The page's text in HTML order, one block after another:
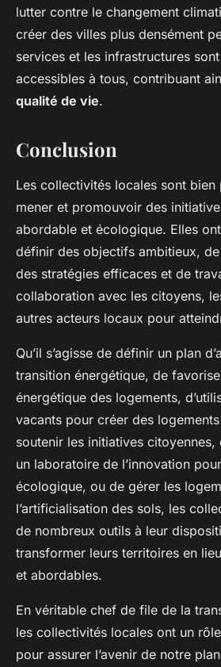
lutter contre le changement
créer des villes plus densément
services et les infrastructures
accessibles à tous, contribuant
qualité de vie.
Conclusion
Les collectivités locales sont bien
mener et promouvoir des
abordable et écologique. Elles
définir des objectifs ambitieux,
des stratégies efficaces et de
collaboration avec les citoyens,
autres acteurs locaux pour
Qu’il s’agisse de définir un plan
transition énergétique, de
énergétique des logements,
vacants pour créer des
soutenir les initiatives
un laboratoire de l’innovation
écologique, ou de gérer les
l’artificialisation des sols, les
de nombreux outils à leur
transformer leurs territoires en
et abordables.
En véritable chef de file de la
les collectivités locales ont un
pour assurer l’avenir de notre